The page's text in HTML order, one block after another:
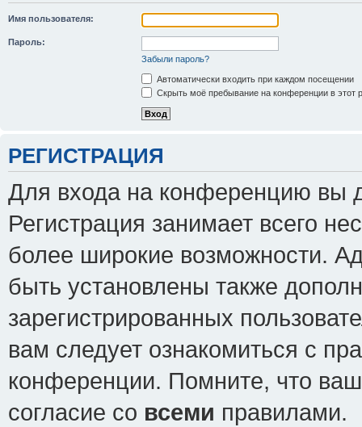
Имя пользователя:
Пароль:
Забыли пароль?
Автоматически входить при каждом посещении
Скрыть моё пребывание на конференции в этот
РЕГИСТРАЦИЯ
Для входа на конференцию вы
Регистрация занимает всего
более широкие возможности.
быть установлены также
зарегистрированных
вам следует ознакомиться с
конференции. Помните, что
согласие со всеми правилами.